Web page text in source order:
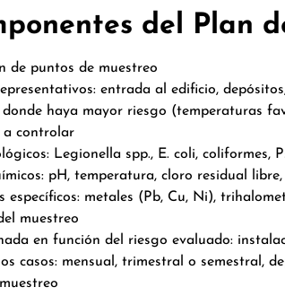
del Plan
de puntos de muestreo
entrada al edificio,
donde haya mayor riesgo (temperaturas
a controlar
Legionella spp., E. coli, coliformes,
pH, temperatura, cloro residual
específicos: metales (Pb, Cu, Ni),
muestreo
en función del riesgo evaluado:
casos: mensual, trimestral o semestral,